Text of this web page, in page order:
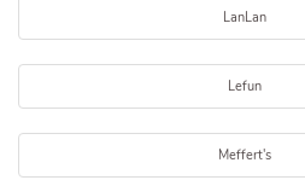
LanLan
Lefun
Meffert's